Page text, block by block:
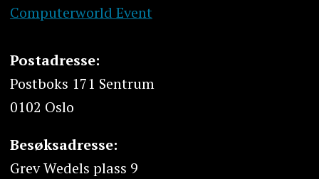
Computerworld Event
Postadresse:
Postboks 171 Sentrum
0102 Oslo
Besøksadresse:
Grev Wedels plass 9